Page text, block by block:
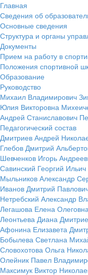
Главная
Сведения об
Основные сведения
Структура и органы
Документы
Прием на работу в
Положения спортивной
Образование
Руководство
Михаил Владимирович
Юлия Викторовна
Андрей Станиславович
Педагогический состав
Дмитриев Андрей
Глебов Дмитрий
Шевченков Игорь
Савинский Георгий Ильич
Мыльников Александр
Иванов Дмитрий
Нетребский Александр
Легашова Елена
Леонтьева Диана
Афонина Елизавета
Бобылева Светлана
Словохотова Ольга
Олейник Павел
Максимук Виктор